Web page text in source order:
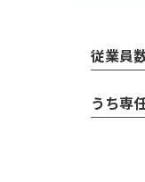
従業員
うち専